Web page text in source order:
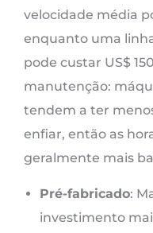
velocidade média
enquanto uma
pode custar US$
manutenção:
tendem a ter
enfiar, então as
geralmente mais
Pré-fabricado:
investimento